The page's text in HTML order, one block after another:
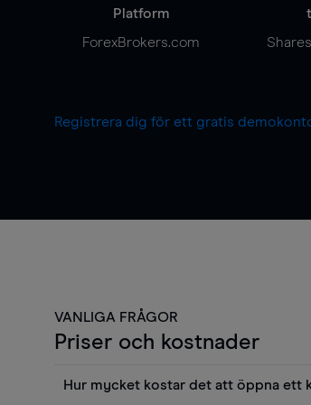
Platform
ForexBrokers.com
Registrera dig för ett gratis
VANLIGA FRÅGOR
Priser och kostnader
Hur mycket kostar det att öppna ett